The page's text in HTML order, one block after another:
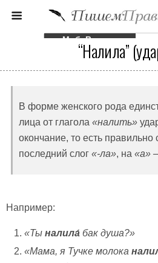
Моб. Версия
“Налила”
В форме женского рода
лица от глагола «налить»
окончание, то есть правильно
последний слог «-ла», на «а» –
Например:
«Тыналила́ бак душа?»
«Мама, я Тучке молока